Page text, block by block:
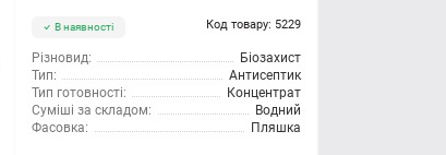
В наявності Код товару: 5229
Різновид:
Біозахист
Тип:
Антисептик
Тип готовності:
Концентрат
Суміші за складом:
Водний
Фасовка:
Пляшка